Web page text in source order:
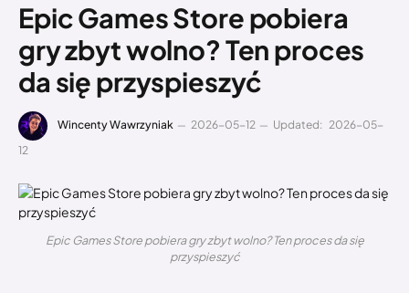
Epic Games Store pobiera
gry zbyt wolno? Ten proces
da się przyspieszyć
Wincenty Wawrzyniak 2026-05-12 Updated: 2026-05-
12
Epic Games Store pobiera gry zbyt wolno? Ten proces da się
przyspieszyć